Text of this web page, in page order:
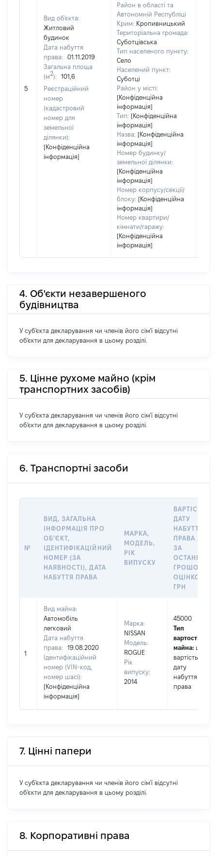
5
Вид об'єкта:
Житловий
будинок
Дата набуття
права:
01.11.2019
Загальна площа
(м2):
101,6
Реєстраційний
номер
(кадастровий
номер для
земельної
ділянки):
[Конфіденційна
інформація]
Район в області та
Автономній Республіці
Крим: Кропивницький
Територіальна громада:
Суботцівська
Тип населеного пункту:
Село
Населений пункт:
Суботці
Район у місті:
[Конфіденційна
інформація]
Тип: [Конфіденційна
інформація]
Назва: [Конфіденційна
інформація]
Номер будинку/
земельної ділянки:
[Конфіденційна
інформація]
Номер корпусу/секції/
блоку: [Конфіденційна
інформація]
Номер квартири/
кімнати/гаражу:
[Конфіденційна
інформація]
4. Об'єкти незавершеного
будівництва
У суб'єкта декларування чи членів його сім'ї відсутні
об'єкти для декларування в цьому розділі.
5. Цінне рухоме майно (крім
транспортних засобів)
У суб'єкта декларування чи членів його сім'ї відсутні
об'єкти для декларування в цьому розділі.
6. Транспортні засоби
№
ВИД, ЗАГАЛЬНА
ІНФОРМАЦІЯ ПРО
ОБʼЄКТ,
ІДЕНТИФІКАЦІЙНИЙ
НОМЕР (ЗА
НАЯВНОСТІ), ДАТА
НАБУТТЯ ПРАВА
МАРКА,
МОДЕЛЬ,
РІК
ВИПУСКУ
ВАРТІСТЬ НА
ДАТУ
НАБУТТЯ
ПРАВА АБО
ЗА
ГРОШОВОЮ
ОЦІНКОЮ,
ГРН
1
Вид майна:
Автомобіль
легковий
Дата набуття
права:
19.08.2020
Ідентифікаційний
номер (VIN-код,
номер шасі):
[Конфіденційна
інформація]
Марка:
NISSAN
Модель:
ROGUE
Рік
випуску:
2014
45000
Тип
вартості
майна: це
вартість на
дату
набуття
права
7. Цінні папери
У суб'єкта декларування чи членів його сім'ї відсутні
об'єкти для декларування в цьому розділі.
8. Корпоративні права